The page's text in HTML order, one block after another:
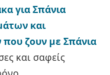
για Σπάνια
και
ζουν με Σπάνια
και σαφείς